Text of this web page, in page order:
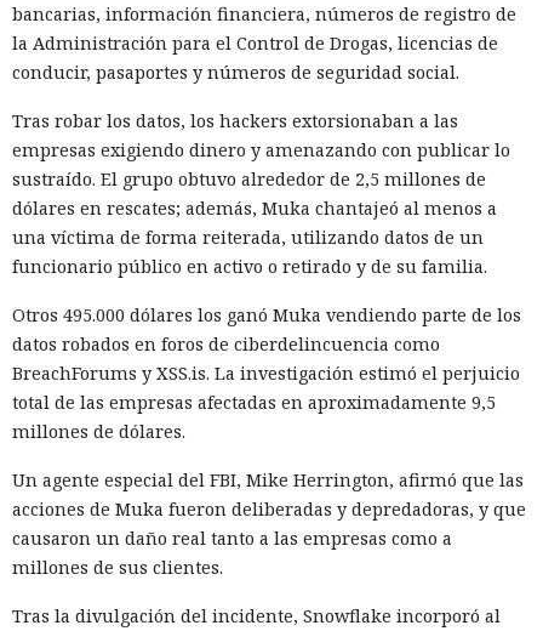
bancarias, información financiera, números de registro de
la Administración para el Control de Drogas, licencias de
conducir, pasaportes y números de seguridad social.
Tras robar los datos, los hackers extorsionaban a las
empresas exigiendo dinero y amenazando con publicar lo
sustraído. El grupo obtuvo alrededor de 2,5 millones de
dólares en rescates; además, Muka chantajeó al menos a
una víctima de forma reiterada, utilizando datos de un
funcionario público en activo o retirado y de su familia.
Otros 495.000 dólares los ganó Muka vendiendo parte de los
datos robados en foros de ciberdelincuencia como
BreachForums y XSS.is. La investigación estimó el perjuicio
total de las empresas afectadas en aproximadamente 9,5
millones de dólares.
Un agente especial del FBI, Mike Herrington, afirmó que las
acciones de Muka fueron deliberadas y depredadoras, y que
causaron un daño real tanto a las empresas como a
millones de sus clientes.
Tras la divulgación del incidente, Snowflake incorporó al
¿Una mujer? Demasiado
atrevido. Las redes neuronales
borraron a las protagonistas de
los cuentos infantiles y las
dejaron con apenas un 2%.
20:35 / 06.08.2026
Búhos sabios, lobos valientes y prácticamente sin heroínas:
bienvenidos al futuro de la literatura.